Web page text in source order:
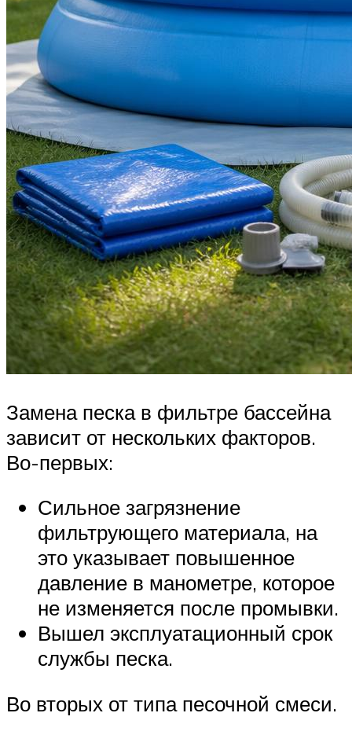
Замена песка в фильтре бассейна
зависит от нескольких факторов.
Во-первых:
Сильное загрязнение
фильтрующего материала, на
это указывает повышенное
давление в манометре, которое
не изменяется после промывки.
Вышел эксплуатационный срок
службы песка.
Во вторых от типа песочной смеси.